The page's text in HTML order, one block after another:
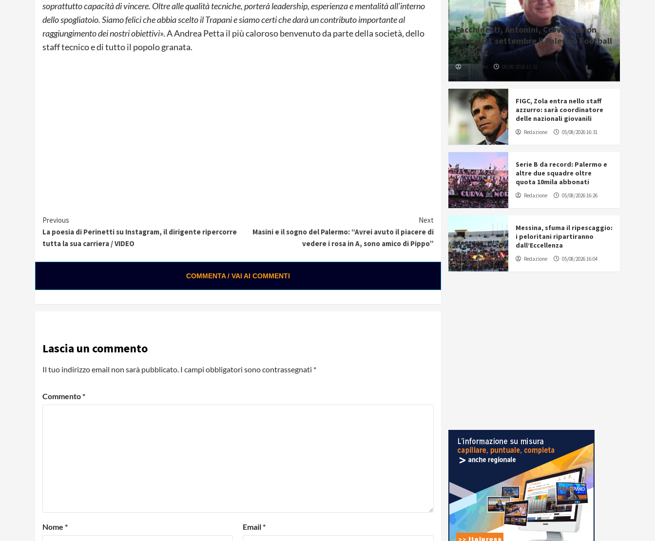
soprattutto capacità di vincere. Oltre alle qualità tecniche, porterà leadership, esperienza e mentalità all’interno
dello spogliatoio. Siamo felici che abbia scelto il Trapani e siamo certi che darà un contributo importante al
raggiungimento dei nostri obiettivi». A Andrea Petta il più caloroso benvenuto da parte della società, dello
staff tecnico e di tutto il popolo granata.
Continue
Reading
Previous
La poesia di Perinetti su Instagram, il dirigente ripercorre
tutta la sua carriera / VIDEO
Next
Masini e il sogno del Palermo: “Avrei avuto il piacere di
vedere i rosa in A, sono amico di Pippo”
COMMENTA / VAI AI COMMENTI
Lascia un commento
Il tuo indirizzo email non sarà pubblicato. I campi obbligatori sono contrassegnati *
Commento*
Nome * Email*
Facchinetti, Antonini, Corvino e non
solo: il 21 settembre il Palermo Football
Meeting
Redazione 06/08/2026 11:31
FIGC, Zola entra nello staff
azzurro: sarà coordinatore
delle nazionali giovanili
Redazione 05/08/2026 16:31
Serie B da record: Palermo e
altre due squadre oltre
quota 10mila abbonati
Redazione 05/08/2026 16:26
Messina, sfuma il ripescaggio:
i peloritani ripartiranno
dall’Eccellenza
Redazione 05/08/2026 16:04